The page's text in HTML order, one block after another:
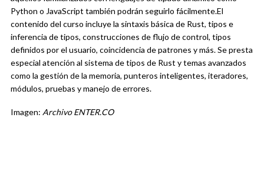
Python o JavaScript también podrán seguirlo fácilmente.El
contenido del curso incluye la sintaxis básica de Rust, tipos e
inferencia de tipos, construcciones de flujo de control, tipos
definidos por el usuario, coincidencia de patrones y más. Se presta
especial atención al sistema de tipos de Rust y temas avanzados
como la gestión de la memoria, punteros inteligentes, iteradores,
módulos, pruebas y manejo de errores.
Imagen: Archivo ENTER.CO